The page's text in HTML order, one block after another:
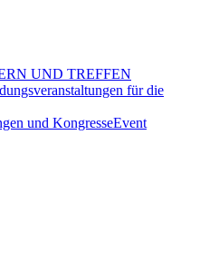
UND TREFFEN
für die
und KongresseEvent